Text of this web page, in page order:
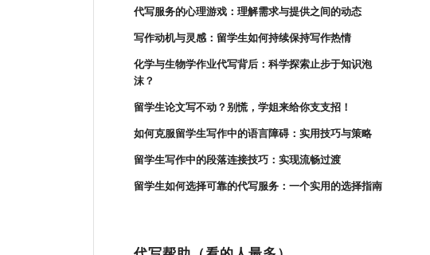
代写服务的心理游戏：理解需求与提供之间的动态
写作动机与灵感：留学生如何持续保持写作热情
化学与生物学作业代写背后：科学探索止步于知识泡
沫？
留学生论文写不动？别慌，学姐来给你支支招！
如何克服留学生写作中的语言障碍：实用技巧与策略
留学生写作中的段落连接技巧：实现流畅过渡
留学生如何选择可靠的代写服务：一个实用的选择指南